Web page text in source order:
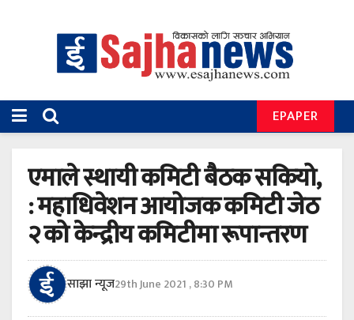
EPAPER
एमाले स्थायी कमिटी बैठक सकियो,
: महाधिवेशन आयोजक कमिटी जेठ
२ को केन्द्रीय कमिटीमा रूपान्तरण
साझा न्यूज29th June 2021 , 8:30 PM